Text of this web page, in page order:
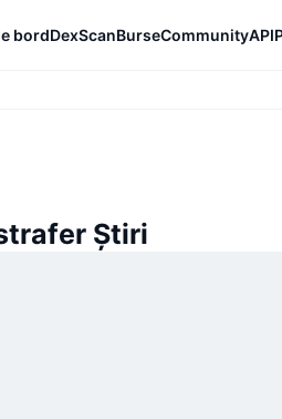
bordDexScanBurseCommunityAPI
Știri